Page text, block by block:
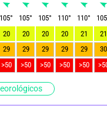
105° 105° 105° 110° 110°
105
20 20 20 20 21
21
29 29 29 29 29
30
>50 >50 >50 >50 >50